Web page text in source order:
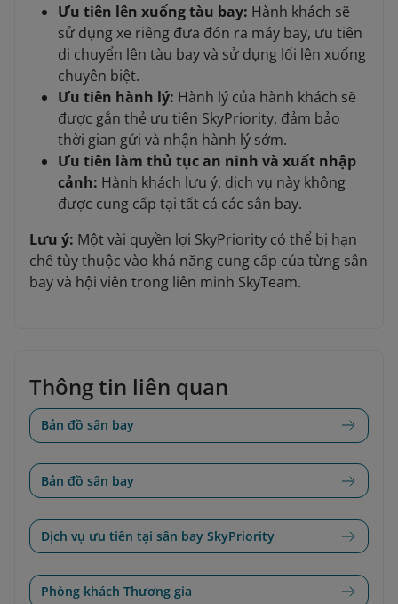
Ưu tiên lên xuống tàu bay: Hành khách sẽ
sử dụng xe riêng đưa đón ra máy bay, ưu tiên
di chuyển lên tàu bay và sử dụng lối lên xuống
chuyên biệt.
Ưu tiên hành lý: Hành lý của hành khách sẽ
được gắn thẻ ưu tiên SkyPriority, đảm bảo
thời gian gửi và nhận hành lý sớm.
Ưu tiên làm thủ tục an ninh và xuất nhập
cảnh: Hành khách lưu ý, dịch vụ này không
được cung cấp tại tất cả các sân bay.
Lưu ý: Một vài quyền lợi SkyPriority có thể bị hạn
chế tùy thuộc vào khả năng cung cấp của từng sân
bay và hội viên trong liên minh SkyTeam.
Thông tin liên quan
Bản đồ sân bay
Bản đồ sân bay
Dịch vụ ưu tiên tại sân bay SkyPriority
Phòng khách Thương gia